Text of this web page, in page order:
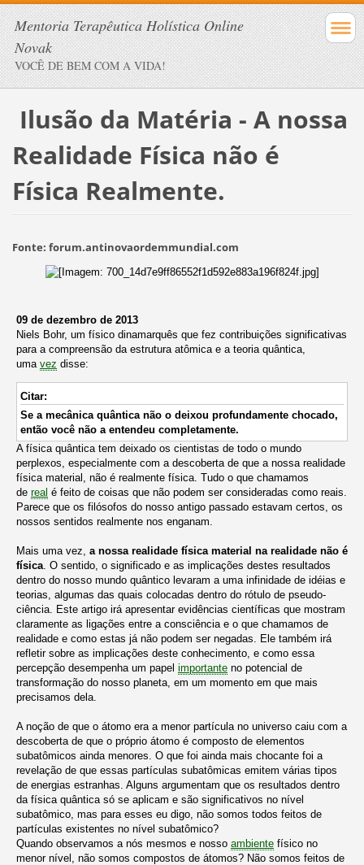
Mentoria Terapêutica Holística Online
Novak
VOCÊ DE BEM COM A VIDA!
Ilusão da Matéria - A nossa
Realidade Física não é
Física Realmente.
Fonte: forum.antinovaordemmundial.com
09 de dezembro de 2013
Niels Bohr, um físico dinamarquês que fez contribuições significativas
para a compreensão da estrutura atômica e a teoria quântica,
uma vez disse:
Citar:
Se a mecânica quântica não o deixou profundamente chocado,
então você não a entendeu completamente.
A física quântica tem deixado os cientistas de todo o mundo
perplexos, especialmente com a descoberta de que a nossa realidade
física material, não é realmente física. Tudo o que chamamos
de real é feito de coisas que não podem ser consideradas como reais.
Parece que os filósofos do nosso antigo passado estavam certos, os
nossos sentidos realmente nos enganam.
Mais uma vez, a nossa realidade física material na realidade não é
física. O sentido, o significado e as implicações destes resultados
dentro do nosso mundo quântico levaram a uma infinidade de idéias e
teorias, algumas das quais colocadas dentro do rótulo de pseudo-
ciência. Este artigo irá apresentar evidências científicas que mostram
claramente as ligações entre a consciência e o que chamamos de
realidade e como estas já não podem ser negadas. Ele também irá
refletir sobre as implicações deste conhecimento, e como essa
percepção desempenha um papel importanteno potencial de
transformação do nosso planeta, em um momento em que mais
precisamos dela.
A noção de que o átomo era a menor partícula no universo caiu com a
descoberta de que o próprio átomo é composto de elementos
subatômicos ainda menores. O que foi ainda mais chocante foi a
revelação de que essas partículas subatômicas emitem várias tipos
de energias estranhas. Alguns argumentam que os resultados dentro
da física quântica só se aplicam e são significativos no nível
subatômico, mas para esses eu digo, não somos todos feitos de
partículas existentes no nível subatômico?
Quando observamos a nós mesmos e nosso ambientefísico no
menor nível, não somos compostos de átomos? Não somos feitos de